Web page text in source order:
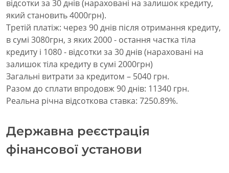
відсотки за 30 днів (нараховані на залишок кредиту,
який становить 4000грн).
Третій платіж: через 90 днів після отримання кредиту,
в сумі 3080грн, з яких 2000 - остання частка тіла
кредиту і 1080 - відсотки за 30 днів (нараховані на
залишок тіла кредиту в сумі 2000грн)
Загальні витрати за кредитом – 5040 грн.
Разом до сплати впродовж 90 днів: 11340 грн.
Реальна річна відсоткова ставка: 7250.89%.
Державна реєстрація
фінансової установи